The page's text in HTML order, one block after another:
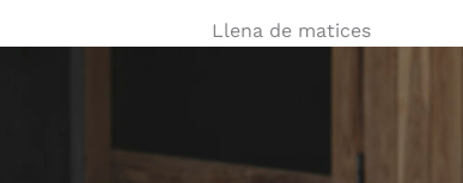
Llena de matices